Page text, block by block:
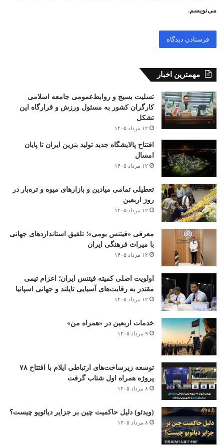
می‌نویسم.
مهمترین اخبار
تسلیت بسیج و روابط‌عمومی جامعه اسلامی
کارگران کشور به مسئول ورزش و قرارگاه این
تشکل
۱۲ مرداد ۱۴۰۵
افتتاح ‌پالایشگاه جدید تولید بنزین ایران تا پایان
امسال
۱۲ مرداد ۱۴۰۵
تعطیلی تمامی میادین و بازارهای میوه و تره‌بار در
روز اربعین
۱۲ مرداد ۱۴۰۵
معرفی «فیتنس بومی»؛ تلفیق استانداردهای جهانی
با میراث فرهنگی ایران
۱۲ مرداد ۱۴۰۵
اولویت اصلی کمیته فیتنس ایران؛ اعزام تیمی
مقتدر به رقابت‌های آسیایی تایلند و جهانی اسپانیا
۱۲ مرداد ۱۴۰۵
خدمات اربعین در «همراه من»
۹ مرداد ۱۴۰۵
توسعه زیرساخت‌های ارتباطی ایلام با افتتاح ۷۸
پروژه همراه اول شتاب گرفت
۸ مرداد ۱۴۰۵
(ویدئو) دلیل حاکمیت چین بر جزایر دیائویو چیست؟
۸ مرداد ۱۴۰۵